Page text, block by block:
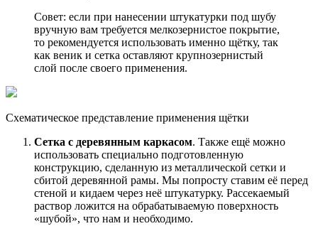
Совет: если при нанесении штукатурки под шубу
вручную вам требуется мелкозернистое покрытие,
то рекомендуется использовать именно щётку, так
как веник и сетка оставляют крупнозернистый
слой после своего применения.
Схематическое представление применения щётки
Сетка с деревянным каркасом. Также ещё можно
использовать специально подготовленную
конструкцию, сделанную из металлической сетки и
сбитой деревянной рамы. Мы попросту ставим её перед
стеной и кидаем через неё штукатурку. Рассекаемый
раствор ложится на обрабатываемую поверхность
«шубой», что нам и необходимо.